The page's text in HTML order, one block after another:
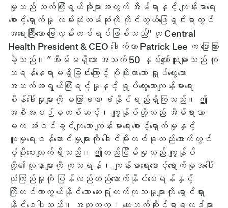
မှုသည် သက်ကြီးရွယ်အိုများအတွက် အိမ်ရာနှင့် ကျန်းမာရေး
စောင့်ရှောက်မှု လမ်းဆုံလမ်းဆုံကို ကိုင်တွယ်ဖြေရှင်းရာတွင်
အရေးကြီးသော ခြေလှမ်းတစ်ရပ်ဖြစ်သည်" ဟု Central
Health President & CEO ဒေါက်တာ Patrick Lee က ပြောကြား
ခဲ့သည်။ “အိမ်မရှိသော အသက် 50 နှစ်ကျော်သူများသည် ကု
သရန်နေရာမရှိခြင်းကြောင့် ပိုဆိုးလာသော ရှုပ်ထွေးသော
အသက်အရွယ်ကြီးရင့်မှုနှင့် ရှုပ်ထွေးသောကျန်းမာရေး
စိန်ခေါ်မှုများကို မကြာခဏ ခံနိုင်ရည်ရှိကြသည်။ ဤ
အစီအစဉ်မှတစ်ဆင့်၊ ကျွန်ုပ်တို့သည် အိမ်ရာသာ
မက အံဝင်ခွင်ကျသော ကျန်းမာရေးစောင့်ရှောက်မှုနှင့်
လူမှုရေးဝန်ဆောင်မှုများကို ခေါင်မိုးတစ်ခုတည်းအောက်တွင်
ပံ့ပိုးပေးလျက်ရှိသည်။ ဤတည်ငြိမ်မှုသည် ကျွန်ုပ်
တို့၏လူနာများကို ကုသရန်၊ ကျန်းမာရေးစောင့်ရှောက်မှုအပေါ်
ယုံကြည်မှုကို ပြန်လည်တည်ဆောက်နိုင်စေရန်နှင့်
ကြိုတင်ကာကွယ်နိုင်သော ဆေးရုံတက်ကုသမှုများကို ရှောင်ရှား
နိုင်စေပါသည်။ အတူတကွ၊ ဆေးဘက်ဆိုင်ရာရလဒ်များ